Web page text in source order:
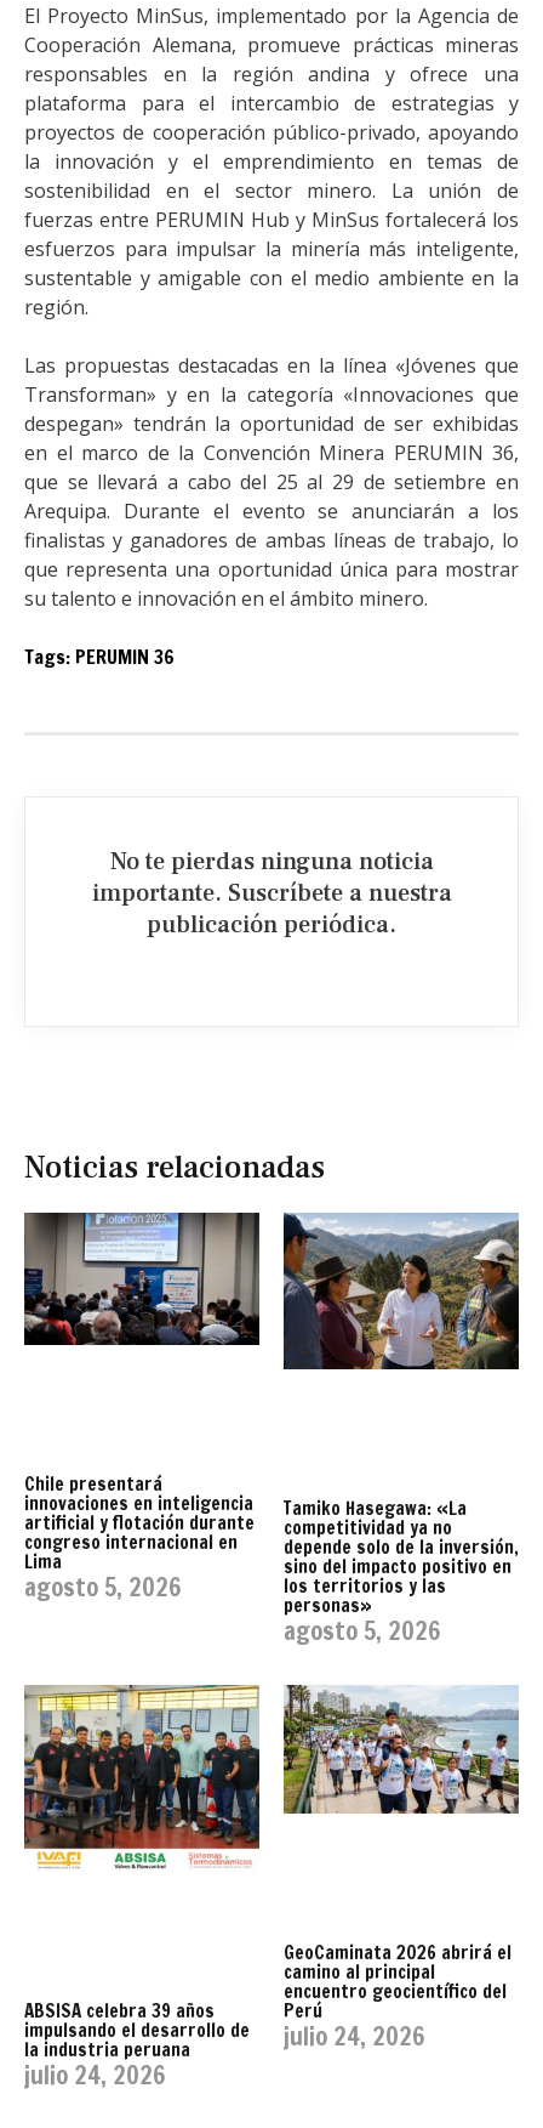
El Proyecto MinSus, implementado por la Agencia de
Cooperación Alemana, promueve prácticas mineras
responsables en la región andina y ofrece una
plataforma para el intercambio de estrategias y
proyectos de cooperación público-privado, apoyando
la innovación y el emprendimiento en temas de
sostenibilidad en el sector minero. La unión de
fuerzas entre PERUMIN Hub y MinSus fortalecerá los
esfuerzos para impulsar la minería más inteligente,
sustentable y amigable con el medio ambiente en la
región.
Las propuestas destacadas en la línea «Jóvenes que
Transforman» y en la categoría «Innovaciones que
despegan» tendrán la oportunidad de ser exhibidas
en el marco de la Convención Minera PERUMIN 36,
que se llevará a cabo del 25 al 29 de setiembre en
Arequipa. Durante el evento se anunciarán a los
finalistas y ganadores de ambas líneas de trabajo, lo
que representa una oportunidad única para mostrar
su talento e innovación en el ámbito minero.
Tags: PERUMIN 36
No te pierdas ninguna noticia
importante. Suscríbete a nuestra
publicación periódica.​
Noticias relacionadas
Chile presentará
innovaciones en inteligencia
artificial y flotación durante
congreso internacional en
Lima
agosto 5, 2026
Tamiko Hasegawa: «La
competitividad ya no
depende solo de la inversión,
sino del impacto positivo en
los territorios y las
personas»
agosto 5, 2026
ABSISA celebra 39 años
impulsando el desarrollo de
la industria peruana
julio 24, 2026
GeoCaminata 2026 abrirá el
camino al principal
encuentro geocientífico del
Perú
julio 24, 2026